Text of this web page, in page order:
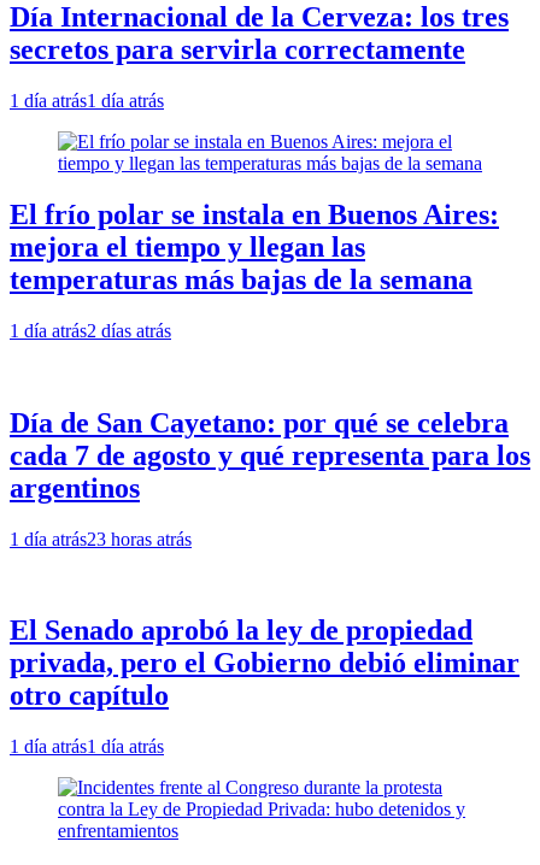
Día Internacional de la Cerveza: los tres
secretos para servirla correctamente
1 día atrás1 día atrás
El frío polar se instala en Buenos Aires:
mejora el tiempo y llegan las
temperaturas más bajas de la semana
1 día atrás2 días atrás
Día de San Cayetano: por qué se celebra
cada 7 de agosto y qué representa para los
argentinos
1 día atrás23 horas atrás
El Senado aprobó la ley de propiedad
privada, pero el Gobierno debió eliminar
otro capítulo
1 día atrás1 día atrás